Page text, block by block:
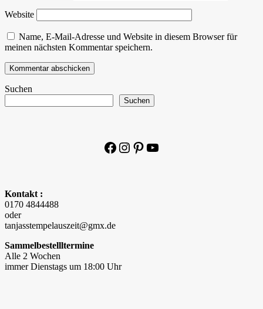
Website
Name, E-Mail-Adresse und Website in diesem Browser für
meinen nächsten Kommentar speichern.
Suchen
Suchen
Facebook
Instagram
Pinterest
YouTube
Kontakt :
0170 4844488
oder
tanjasstempelauszeit@gmx.de
Sammelbestellltermine
Alle 2 Wochen
immer Dienstags um 18:00 Uhr